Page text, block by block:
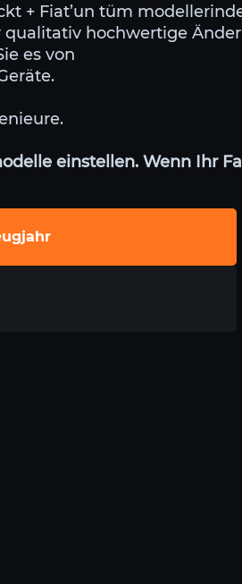
+ Fiat’un tüm
hochwertige
es von
einstellen. Wenn Ihr